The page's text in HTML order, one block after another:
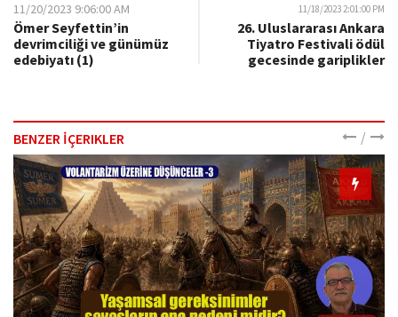
11/20/2023 9:06:00 AM
Ömer Seyfettin’in
devrimciliği ve günümüz
edebiyatı (1)
11/18/2023 2:01:00 PM
26. Uluslararası Ankara
Tiyatro Festivali ödül
gecesinde gariplikler
BENZER İÇERIKLER /